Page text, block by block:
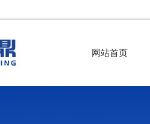
网站首页